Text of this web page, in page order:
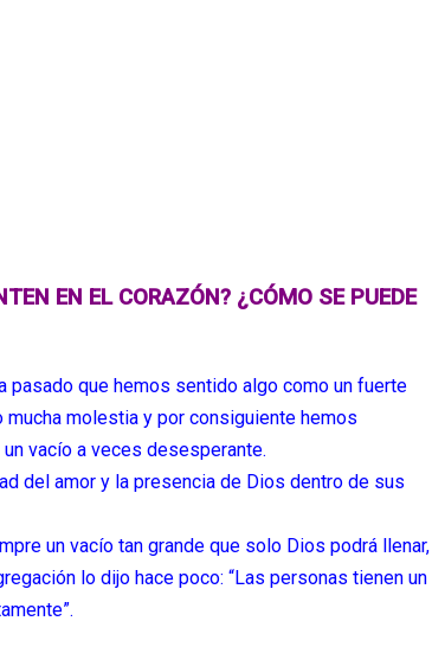
EN EL CORAZÓN? ¿CÓMO SE PUEDE
que hemos sentido algo como un fuerte
molestia y por consiguiente hemos
vacío a veces desesperante.
del amor y la presencia de Dios dentro de sus
un vacío tan grande que solo Dios podrá llenar,
lo dijo hace poco: “Las personas tienen un